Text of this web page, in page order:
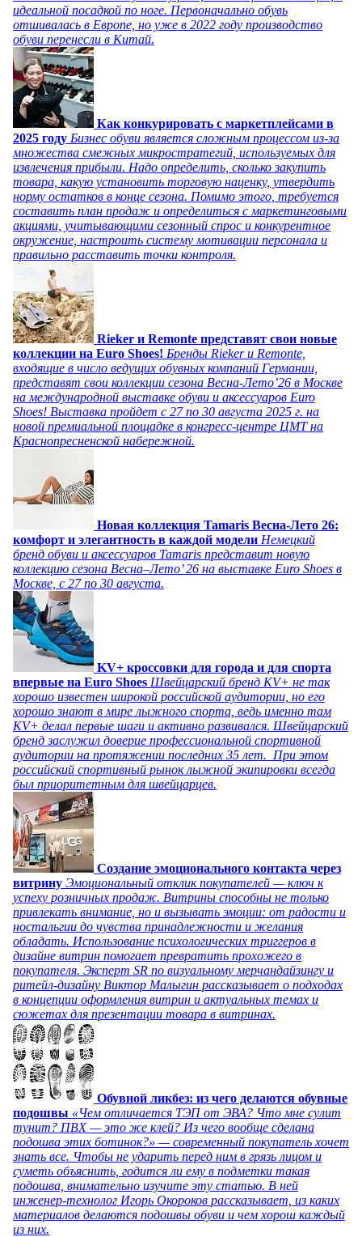
идеальной посадкой по ноге. Первоначально обувь
отшивалась в Европе, но уже в 2022 году производство
обуви перенесли в Китай.
Как конкурировать с маркетплейсами в
2025 году Бизнес обуви является сложным процессом из-за
множества смежных микростратегий, используемых для
извлечения прибыли. Надо определить, сколько закупить
товара, какую установить торговую наценку, утвердить
норму остатков в конце сезона. Помимо этого, требуется
составить план продаж и определиться с маркетинговыми
акциями, учитывающими сезонный спрос и конкурентное
окружение, настроить систему мотивации персонала и
правильно расставить точки контроля.
Rieker и Remonte представят свои новые
коллекции на Euro Shoes! Бренды Rieker и Remonte,
входящие в число ведущих обувных компаний Германии,
представят свои коллекции сезона Весна-Лето’26 в Москве
на международной выставке обуви и аксессуаров Euro
Shoes! Выставка пройдет c 27 по 30 августа 2025 г. на
новой премиальной площадке в конгресс-центре ЦМТ на
Краснопресненской набережной.
Новая коллекция Tamaris Весна-Лето 26:
комфорт и элегантность в каждой модели Немецкий
бренд обуви и аксессуаров Tamaris представит новую
коллекцию сезона Весна–Лето’ 26 на выставке Euro Shoes в
Москве, с 27 по 30 августа.
KV+ кроссовки для города и для спорта
впервые на Euro Shoes Швейцарский бренд KV+ не так
хорошо известен широкой российской аудитории, но его
хорошо знают в мире лыжного спорта, ведь именно там
KV+ делал первые шаги и активно развивался. Швейцарский
бренд заслужил доверие профессиональной спортивной
аудитории на протяжении последних 35 лет. При этом
российский спортивный рынок лыжной экипировки всегда
был приоритетным для швейцарцев.
Создание эмоционального контакта через
витрину Эмоциональный отклик покупателей — ключ к
успеху розничных продаж. Витрины способны не только
привлекать внимание, но и вызывать эмоции: от радости и
ностальгии до чувства принадлежности и желания
обладать. Использование психологических триггеров в
дизайне витрин помогает превратить прохожего в
покупателя. Эксперт SR по визуальному мерчандайзингу и
ритейл-дизайну Виктор Малыгин рассказывает о подходах
в концепции оформления витрин и актуальных темах и
сюжетах для презентации товара в витринах.
Обувной ликбез: из чего делаются обувные
подошвы «Чем отличается ТЭП от ЭВА? Что мне сулит
тунит? ПВХ — это же клей? Из чего вообще сделана
подошва этих ботинок?» — современный покупатель хочет
знать все. Чтобы не ударить перед ним в грязь лицом и
суметь объяснить, годится ли ему в подметки такая
подошва, внимательно изучите эту статью. В ней
инженер-технолог Игорь Окороков рассказывает, из каких
материалов делаются подошвы обуви и чем хорош каждый
из них.